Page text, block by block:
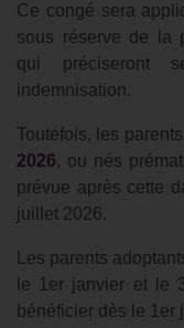
Ce congé sera
sous réserve de la
qui préciseront
indemnisation.
Toutefois, les parents
2026, ou nés
prévue après cette
juillet 2026.
Les parents
le 1er janvier et le
bénéficier dès le 1er